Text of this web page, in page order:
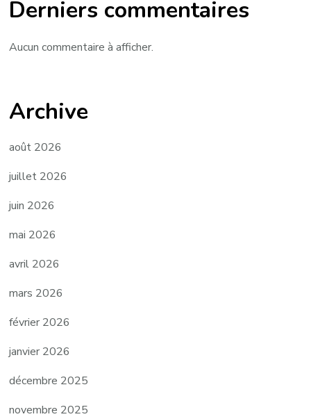
Derniers commentaires
Aucun commentaire à afficher.
Archive
août 2026
juillet 2026
juin 2026
mai 2026
avril 2026
mars 2026
février 2026
janvier 2026
décembre 2025
novembre 2025